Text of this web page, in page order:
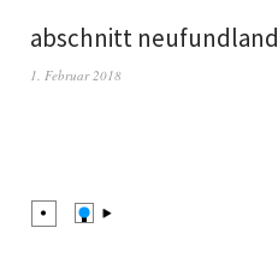
abschnitt neufundland
1. Februar 2018